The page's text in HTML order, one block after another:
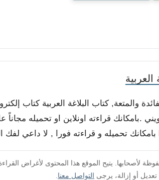
والمتعة, كتاب البلاغة العربية كتاب
.بامكانك قراءته اونلاين او تحميله
لأصحابها. يتيح الموقع هذا المحتوى لأغراض
أو إزالة، يرجى التواصل معنا